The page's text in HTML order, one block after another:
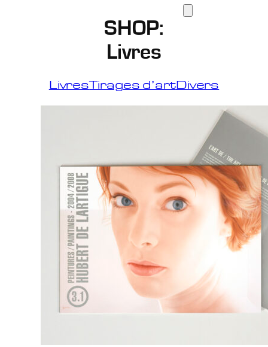
SHOP:
Livres
Livres Tirages d’artDivers